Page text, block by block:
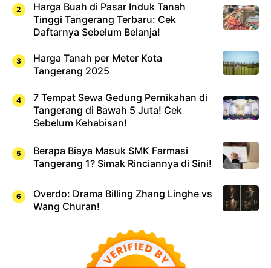
Harga Buah di Pasar Induk Tanah
Tinggi Tangerang Terbaru: Cek
Daftarnya Sebelum Belanja!
Harga Tanah per Meter Kota
Tangerang 2025
7 Tempat Sewa Gedung Pernikahan di
Tangerang di Bawah 5 Juta! Cek
Sebelum Kehabisan!
Berapa Biaya Masuk SMK Farmasi
Tangerang 1? Simak Rinciannya di Sini!
Overdo: Drama Billing Zhang Linghe vs
Wang Churan!